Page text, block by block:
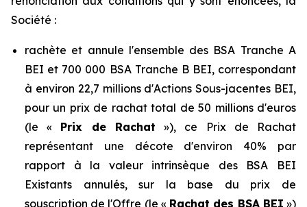
Société :
rachète et annule l'ensemble des BSA Tranche A
BEI et 700 000 BSA Tranche B BEI, correspondant
à environ 22,7 millions d'Actions Sous-jacentes BEI,
pour un prix de rachat total de 50 millions d'euros
(le « Prix de Rachat »), ce Prix de Rachat
représentant une décote d'environ 40% par
rapport à la valeur intrinsèque des BSA BEI
Existants annulés, sur la base du prix de
souscription de l'Offre (le « Rachat des BSA BEI »)